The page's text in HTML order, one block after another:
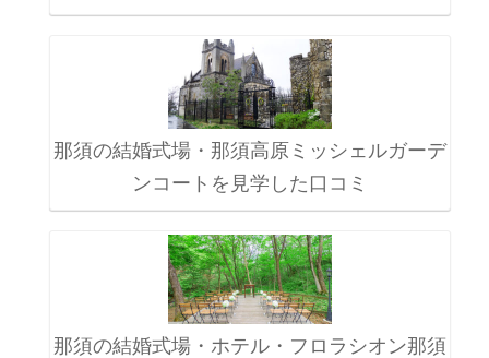
那須の結婚式場・那須高原ミッシェルガーデ
ンコートを見学した口コミ
那須の結婚式場・ホテル・フロラシオン那須